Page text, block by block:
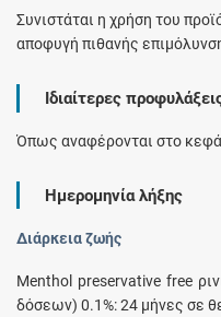
Συνιστάται η χρήση του
αποφυγή πιθανής
Ιδιαίτερες
Όπως αναφέρονται στο
Ημερομηνία λήξης
Διάρκεια ζωής
Menthol preservative free
δόσεων) 0.1%: 24 μήνες σε